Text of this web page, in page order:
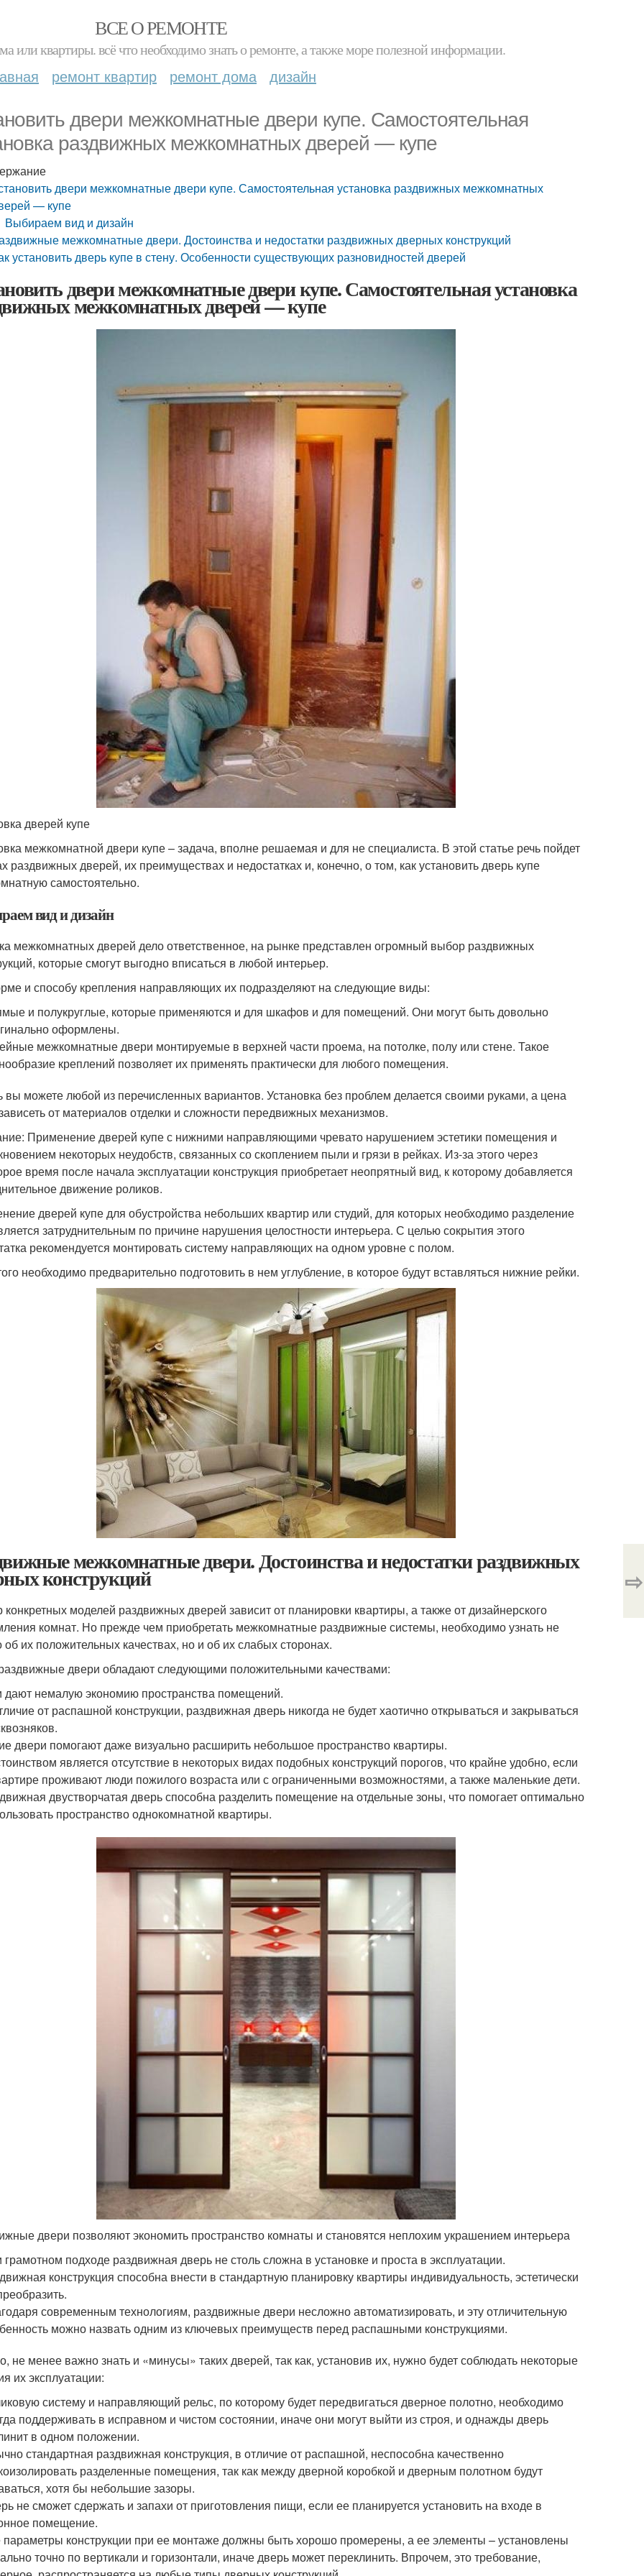
ВСЕ О РЕМОНТЕ
или квартиры. всё что необходимо знать о ремонте, а также море полезной информации.
ремонт квартир ремонт дома дизайн
двери межкомнатные двери купе. Самостоятельная
раздвижных межкомнатных дверей — купе
двери межкомнатные двери купе. Самостоятельная установка раздвижных межкомнатных
— купе
Выбираем вид и дизайн
межкомнатные двери. Достоинства и недостатки раздвижных дверных конструкций
установить дверь купе в стену. Особенности существующих разновидностей дверей
двери межкомнатные двери купе. Самостоятельная установка
межкомнатных дверей — купе
дверей купе
межкомнатной двери купе – задача, вполне решаемая и для не специалиста. В этой статье речь пойдет
раздвижных дверей, их преимуществах и недостатках и, конечно, о том, как установить дверь купе
самостоятельно.
вид и дизайн
межкомнатных дверей дело ответственное, на рынке представлен огромный выбор раздвижных
которые смогут выгодно вписаться в любой интерьер.
и способу крепления направляющих их подразделяют на следующие виды:
и полукруглые, которые применяются и для шкафов и для помещений. Они могут быть довольно
оформлены.
межкомнатные двери монтируемые в верхней части проема, на потолке, полу или стене. Такое
креплений позволяет их применять практически для любого помещения.
вы можете любой из перечисленных вариантов. Установка без проблем делается своими руками, а цена
от материалов отделки и сложности передвижных механизмов.
Применение дверей купе с нижними направляющими чревато нарушением эстетики помещения и
некоторых неудобств, связанных со скоплением пыли и грязи в рейках. Из-за этого через
время после начала эксплуатации конструкция приобретает неопрятный вид, к которому добавляется
движение роликов.
дверей купе для обустройства небольших квартир или студий, для которых необходимо разделение
затруднительным по причине нарушения целостности интерьера. С целью сокрытия этого
рекомендуется монтировать систему направляющих на одном уровне с полом.
необходимо предварительно подготовить в нем углубление, в которое будут вставляться нижние рейки.
межкомнатные двери. Достоинства и недостатки раздвижных
конструкций
моделей раздвижных дверей зависит от планировки квартиры, а также от дизайнерского
комнат. Но прежде чем приобретать межкомнатные раздвижные системы, необходимо узнать не
об их положительных качествах, но и об их слабых сторонах.
двери обладают следующими положительными качествами:
дают немалую экономию пространства помещений.
от распашной конструкции, раздвижная дверь никогда не будет хаотично открываться и закрываться
двери помогают даже визуально расширить небольшое пространство квартиры.
является отсутствие в некоторых видах подобных конструкций порогов, что крайне удобно, если
проживают люди пожилого возраста или с ограниченными возможностями, а также маленькие дети.
двустворчатая дверь способна разделить помещение на отдельные зоны, что помогает оптимально
пространство однокомнатной квартиры.
двери позволяют экономить пространство комнаты и становятся неплохим украшением интерьера
подходе раздвижная дверь не столь сложна в установке и проста в эксплуатации.
конструкция способна внести в стандартную планировку квартиры индивидуальность, эстетически
современным технологиям, раздвижные двери несложно автоматизировать, и эту отличительную
можно назвать одним из ключевых преимуществ перед распашными конструкциями.
не менее важно знать и «минусы» таких дверей, так как, установив их, нужно будет соблюдать некоторые
их эксплуатации:
систему и направляющий рельс, по которому будет передвигаться дверное полотно, необходимо
поддерживать в исправном и чистом состоянии, иначе они могут выйти из строя, и однажды дверь
в одном положении.
стандартная раздвижная конструкция, в отличие от распашной, неспособна качественно
разделенные помещения, так как между дверной коробкой и дверным полотном будут
хотя бы небольшие зазоры.
не сможет сдержать и запахи от приготовления пищи, если ее планируется установить на входе в
помещение.
параметры конструкции при ее монтаже должны быть хорошо промерены, а ее элементы – установлены
точно по вертикали и горизонтали, иначе дверь может переклинить. Впрочем, это требование,
⇨